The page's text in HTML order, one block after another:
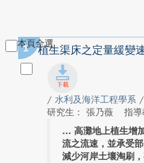
本頁全選
1 植生渠床之定量緩變
/ 水利及海洋工程學系
研究生： 張乃薇
指導
高灘地上植生增
流之流速，並承受
減少河岸土壤淘刷